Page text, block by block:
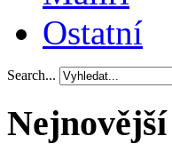
Ostatní
Search...
Nejnovější